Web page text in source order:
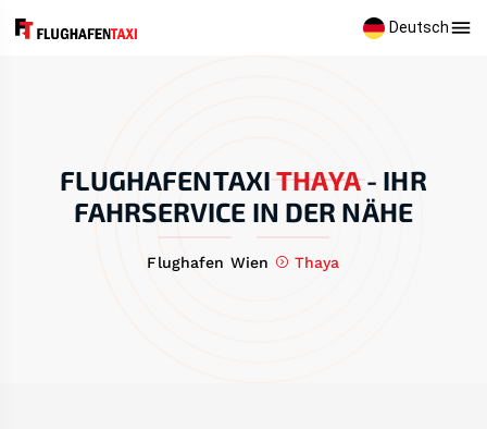
Deutsch
FLUGHAFENTAXI THAYA- IHR
FAHRSERVICE IN DER NÄHE
Flughafen Wien Thaya